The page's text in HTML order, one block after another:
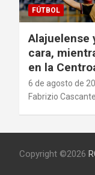
FÚTBOL
Alajuelense
cara,
en la
6 de agosto de
Fabrizio
Copyright ©2026